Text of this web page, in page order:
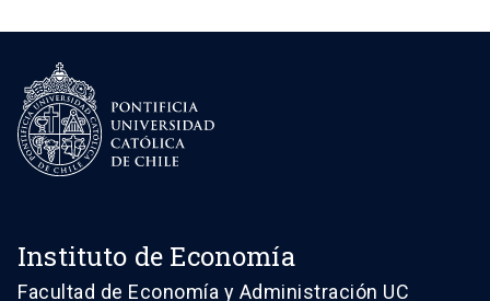
Instituto de Economía
Facultad de Economía y Administración UC